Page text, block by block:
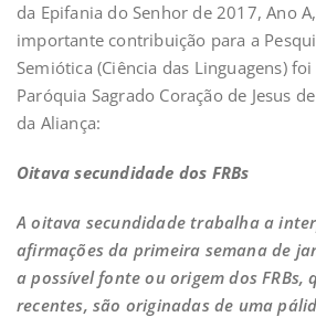
da Epifania do Senhor de 2017, Ano
importante contribuição para a
Semiótica (Ciência das Linguagens)
Paróquia Sagrado Coração de Jesus
da Aliança:
Oitava secundidade dos FRBs
A oitava secundidade trabalha a
afirmações da primeira semana de
a possível fonte ou origem dos FRBs,
recentes, são originadas de uma